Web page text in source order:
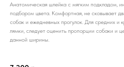
Анатомическая шлейка с мягким подкладом,
подбором цвета. Комфортная, не сковывает
собак и ежедневных прогулок. Для средних и
лямки, следует оценить пропорции собаки и
данной ширины.